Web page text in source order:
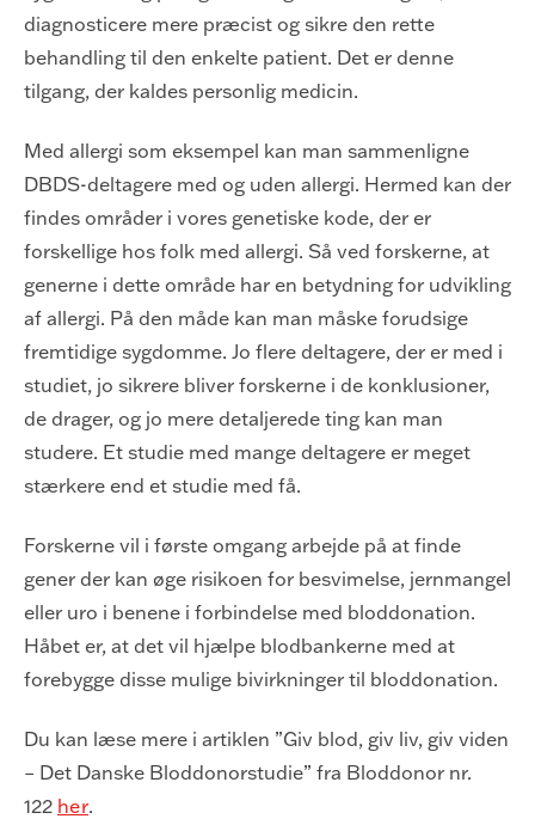
diagnosticere mere præcist og sikre den rette
behandling til den enkelte patient. Det er denne
tilgang, der kaldes personlig medicin.
Med allergi som eksempel kan man sammenligne
DBDS-deltagere med og uden allergi. Hermed kan der
findes områder i vores genetiske kode, der er
forskellige hos folk med allergi. Så ved forskerne, at
generne i dette område har en betydning for udvikling
af allergi. På den måde kan man måske forudsige
fremtidige sygdomme. Jo flere deltagere, der er med i
studiet, jo sikrere bliver forskerne i de konklusioner,
de drager, og jo mere detaljerede ting kan man
studere. Et studie med mange deltagere er meget
stærkere end et studie med få.
Forskerne vil i første omgang arbejde på at finde
gener der kan øge risikoen for besvimelse, jernmangel
eller uro i benene i forbindelse med bloddonation.
Håbet er, at det vil hjælpe blodbankerne med at
forebygge disse mulige bivirkninger til bloddonation.
Du kan læse mere i artiklen ”Giv blod, giv liv, giv viden
– Det Danske Bloddonorstudie” fra Bloddonor nr.
122 her.